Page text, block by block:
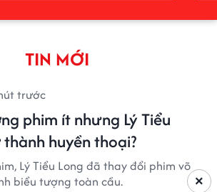
TIN MỚI
trước
phim ít nhưng Lý Tiểu
huyền thoại?
Lý Tiểu Long đã thay đổi phim võ
biểu tượng toàn cầu.
×